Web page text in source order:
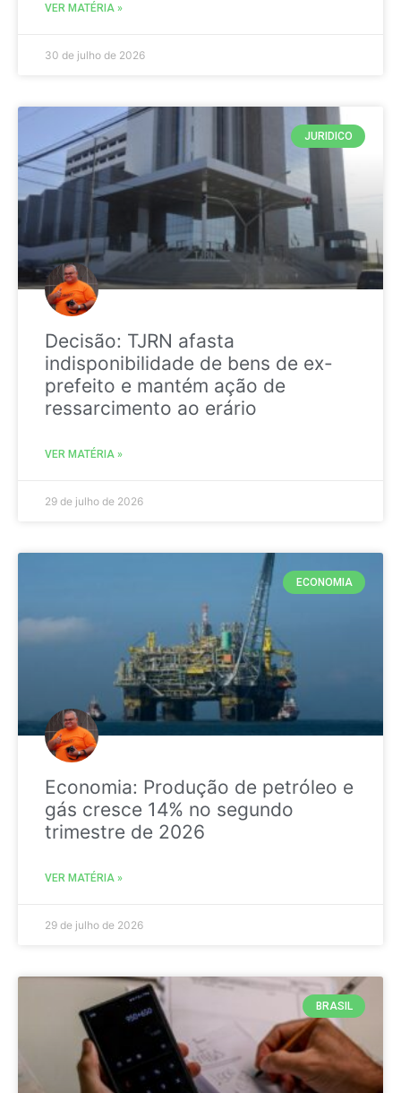
VER MATÉRIA »
30 de julho de 2026
JURIDICO
Decisão: TJRN afasta
indisponibilidade de bens de ex-
prefeito e mantém ação de
ressarcimento ao erário
VER MATÉRIA »
29 de julho de 2026
ECONOMIA
Economia: Produção de petróleo e
gás cresce 14% no segundo
trimestre de 2026
VER MATÉRIA »
29 de julho de 2026
BRASIL